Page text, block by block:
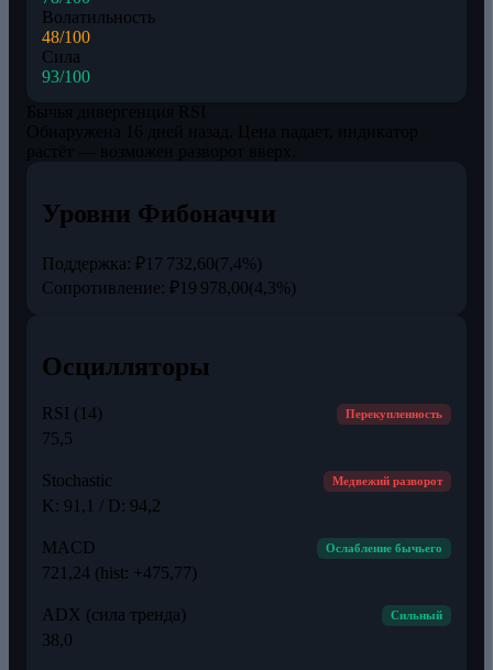
Волатильность
48/100
Сила
93/100
Уровни Фибоначчи
Поддержка: ₽17 732,60(7,4%)
Сопротивление: ₽19 978,00(4,3%)
Осцилляторы
RSI (14)
75,5
Перекупленность
Stochastic
K: 91,1 / D: 94,2
Медвежий разворот
MACD
721,24 (hist: +475,77)
Ослабление бычьего
ADX (сила тренда)
38,0
Сильный